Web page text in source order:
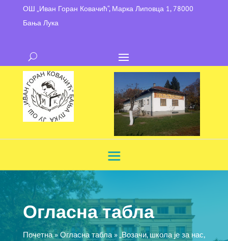
ОШ „Иван Горан Ковачић“, Марка Липовца 1, 78000
Бања Лука
Огласна табла
Почетна»Огласна табла»„Возачи, школа је за нас,